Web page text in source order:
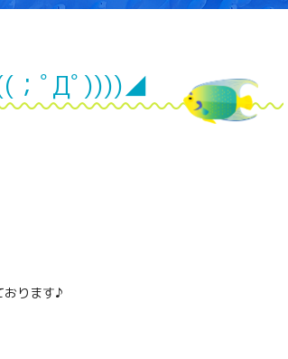
；ﾟДﾟ))))◢
おります♪